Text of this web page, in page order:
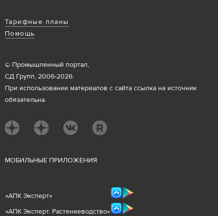
Тарифные планы
Помощь
© Промышленный портал,
СД Групп, 2006-2026.
При использовании материалов с сайта ссылка на источник
обязательна.
МОБИЛЬНЫЕ ПРИЛОЖЕНИЯ
«АПК Эксперт»
«АПК Эксперт. Растениеводство»